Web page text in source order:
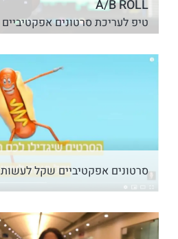
A/B ROLL
טיפ לעריכת סרטונים אפקטיביים
סרטונים אפקטיביים שקל לעשות